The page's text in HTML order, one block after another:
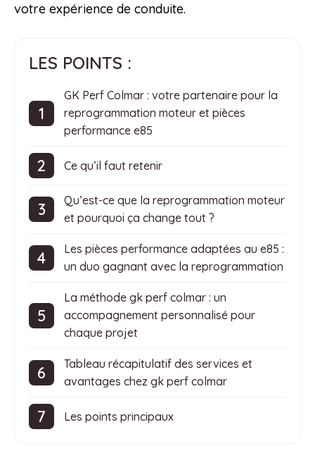
votre expérience de conduite.
LES POINTS :
GK Perf Colmar : votre partenaire pour la
reprogrammation moteur et pièces
performance e85
Ce qu’il faut retenir
Qu’est-ce que la reprogrammation moteur
et pourquoi ça change tout ?
Les pièces performance adaptées au e85 :
un duo gagnant avec la reprogrammation
La méthode gk perf colmar : un
accompagnement personnalisé pour
chaque projet
Tableau récapitulatif des services et
avantages chez gk perf colmar
Les points principaux